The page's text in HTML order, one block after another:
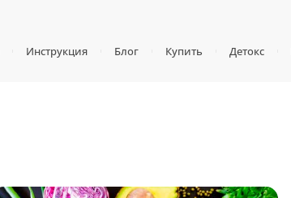
Инструкция Блог Купить Детокс